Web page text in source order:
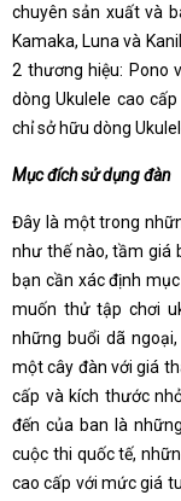
chuyên sản xuất và
Kamaka, Luna và
2 thương hiệu: Pono
dòng Ukulele cao
chỉ sở hữu dòng
Mục đích sử dụng đàn
Đây là một trong
như thế nào, tầm giá
bạn cần xác định
muốn thử tập chơi
những buổi dã
một cây đàn với giá
cấp và kích thước
đến của ban là
cuộc thi quốc tế,
cao cấp với mức giá